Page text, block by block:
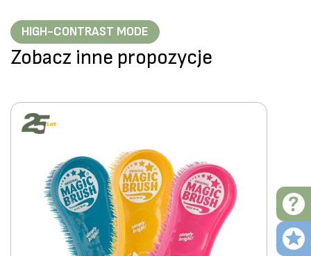
HIGH-CONTRAST MODE
Zobacz inne propozycje